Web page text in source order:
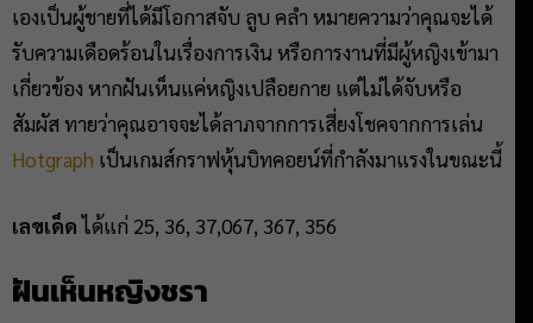
เองเป็นผู้ชายที่ได้มีโอกาสจับ ลูบ คลำ หมายความว่าคุณจะได้
รับความเดือดร้อนในเรื่องการเงิน หรือการงานที่มีผู้หญิงเข้ามา
เกี่ยวข้อง หากฝันเห็นแค่หญิงเปลือยกาย แต่ไม่ได้จับหรือ
สัมผัส ทายว่าคุณอาจจะได้ลาภจากการเสี่ยงโชคจากการเล่น
Hotgraph เป็นเกมส์กราฟหุ้นบิทคอยน์ที่กำลังมาแรงในขณะนี้
เลขเด็ดได้แก่ 25, 36, 37,067, 367, 356
ฝันเห็นหญิงชรา